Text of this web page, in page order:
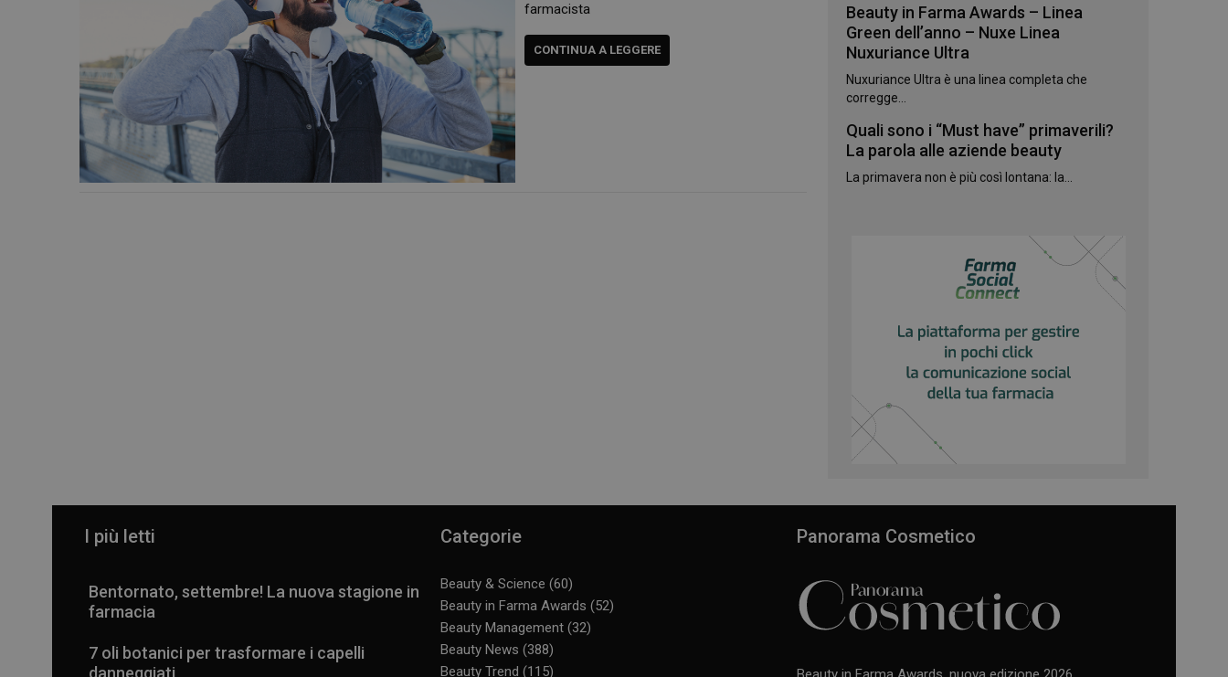
farmacista
CONTINUA A LEGGERE
Beauty in Farma Awards – Linea
Green dell’anno – Nuxe Linea
Nuxuriance Ultra
Nuxuriance Ultra è una linea completa che
corregge...
Quali sono i “Must have” primaverili?
La parola alle aziende beauty
La primavera non è più così lontana: la...
I più letti
Bentornato, settembre! La nuova stagione in
farmacia
7 oli botanici per trasformare i capelli
danneggiati
Categorie
Beauty & Science (60)
Beauty in Farma Awards (52)
Beauty Management(32)
Beauty News (388)
Beauty Trend (115)
Panorama Cosmetico
_ga
Google LLC
.panoramacosmetico.it
1 anno 1
Questo nome di cookie è associato a Google Universal
Analytics, che è un aggiornamento significativo del
servizio di analisi più comunemente utilizzato da
Google. Questo cookie viene utilizzato per distinguere
utenti unici assegnando un numero generato in modo
casuale come identificatore del cliente. È incluso in ogni
richiesta di pagina in un sito e utilizzato per calcolare i
dati di visitatori, sessioni e campagne per i rapporti di
_ga_YJ0035S3E9
.panoramacosmetico.it
Questo cookie viene utilizzato da Google Analytics per
CookieScriptConsent
CookieScript
Questo cookie viene utilizzato dal servizio Cookie-